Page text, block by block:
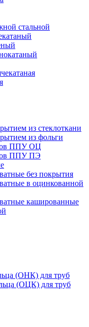
стальной
из стеклоткани
из фольги
ППУ ОЦ
ППУ ПЭ
без покрытия
в оцинкованной
кашированные
(ОНК) для труб
(ОЦК) для труб